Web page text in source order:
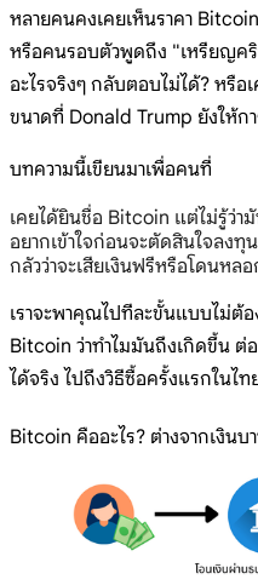
หลายคนคงเคยเห็นราคา
หรือคนรอบตัวพูดถึง "เหรียญค
อะไรจริงๆ กลับตอบไม่ได้? หรือ
ขนาดที่ Donald Trump ยังให้
บทความนี้เขียนมาเพื่อคนที่
เคยได้ยินชื่อ Bitcoin แต่ไม่รู้ว่า
อยากเข้าใจก่อนจะตัดสินใจลงทุ
กลัวว่าจะเสียเงินฟรีหรือโดนหลอ
เราจะพาคุณไปทีละขั้นแบบไม่ต้
Bitcoin ว่าทำไมมันถึงเกิดขึ้น ต่
ได้จริง ไปถึงวิธีซื้อครั้งแรกในไท
Bitcoin คืออะไร? ต่างจากเงินบ